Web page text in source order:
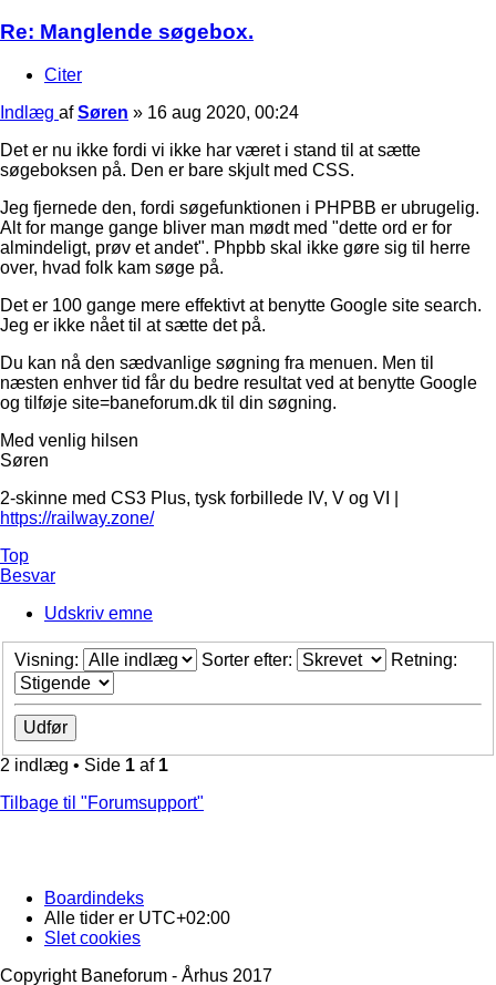
Re: Manglende søgebox.
Citer
Indlæg afSøren » 16 aug 2020, 00:24
Det er nu ikke fordi vi ikke har været i stand til at sætte
søgeboksen på. Den er bare skjult med CSS.
Jeg fjernede den, fordi søgefunktionen i PHPBB er ubrugelig.
Alt for mange gange bliver man mødt med "dette ord er for
almindeligt, prøv et andet". Phpbb skal ikke gøre sig til herre
over, hvad folk kam søge på.
Det er 100 gange mere effektivt at benytte Google site search.
Jeg er ikke nået til at sætte det på.
Du kan nå den sædvanlige søgning fra menuen. Men til
næsten enhver tid får du bedre resultat ved at benytte Google
og tilføje site=baneforum.dk til din søgning.
Med venlig hilsen
Søren
2-skinne med CS3 Plus, tysk forbillede IV, V og VI |
https://railway.zone/
Top
Besvar
Udskriv emne
Visning: Sorter efter: Retning:
2 indlæg • Side 1 af 1
Tilbage til "Forumsupport"
Boardindeks
Alle tider er UTC+02:00
Slet cookies
Copyright Baneforum - Århus 2017